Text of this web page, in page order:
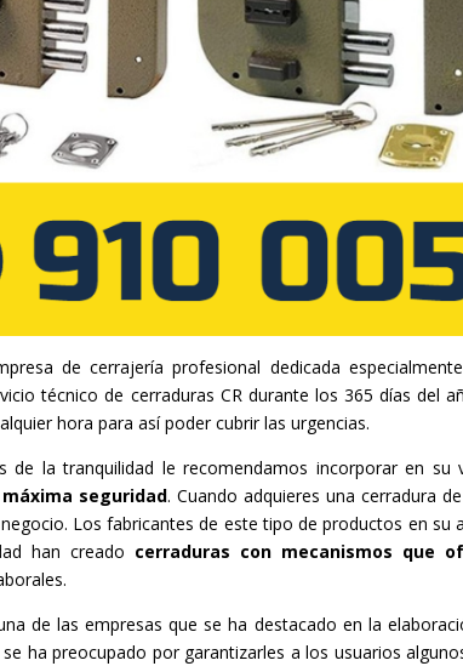
de cerrajería profesional dedicada
técnico de cerraduras CR durante los 365 días del
hora para así poder cubrir las urgencias.
de la tranquilidad le recomendamos incorporar en su
seguridad. Cuando adquieres una cerradura
Los fabricantes de este tipo de productos en su
han creado cerraduras con mecanismos que
de las empresas que se ha destacado en la
ha preocupado por garantizarles a los usuarios